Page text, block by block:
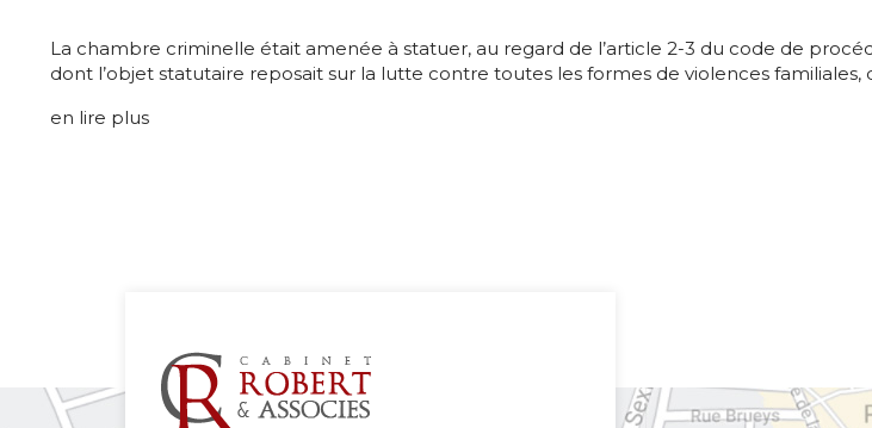
La chambre criminelle était amenée à statuer, au regard de l’article 2-3 du code de
dont l’objet statutaire reposait sur la lutte contre toutes les formes de violences familiales,
en lire plus